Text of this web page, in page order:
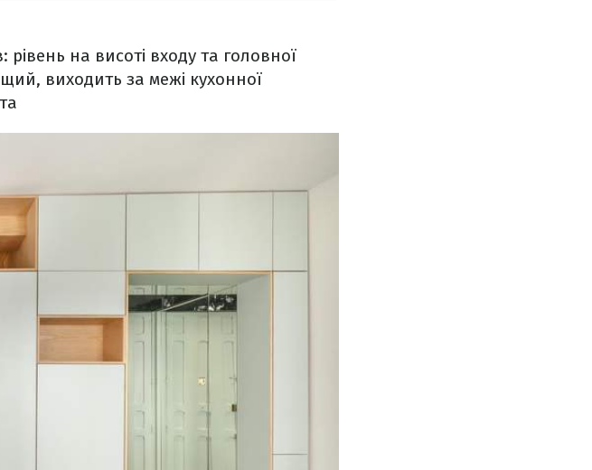
рівень на висоті входу та головної
виходить за межі кухонної